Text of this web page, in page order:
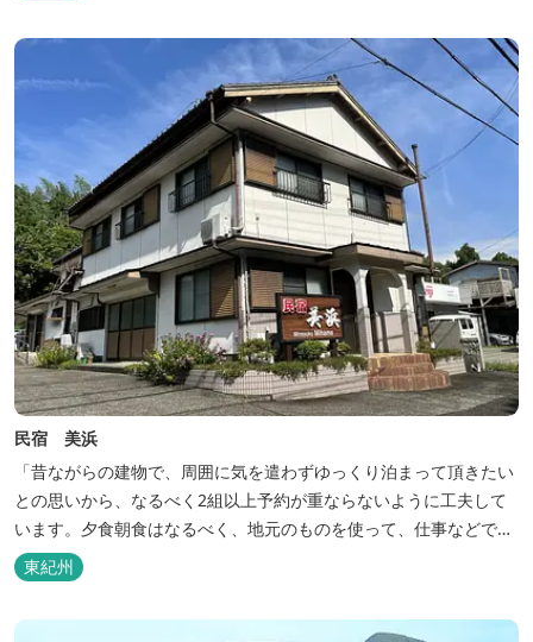
民宿 美浜
「昔ながらの建物で、周囲に気を遣わずゆっくり泊まって頂きたい
との思いから、なるべく2組以上予約が重ならないように工夫して
います。夕食朝食はなるべく、地元のものを使って、仕事などで連
泊の方には日替わりでご用意します。」オーナー様談。もし重なっ
た場合は、ごめんなさい。
東紀州